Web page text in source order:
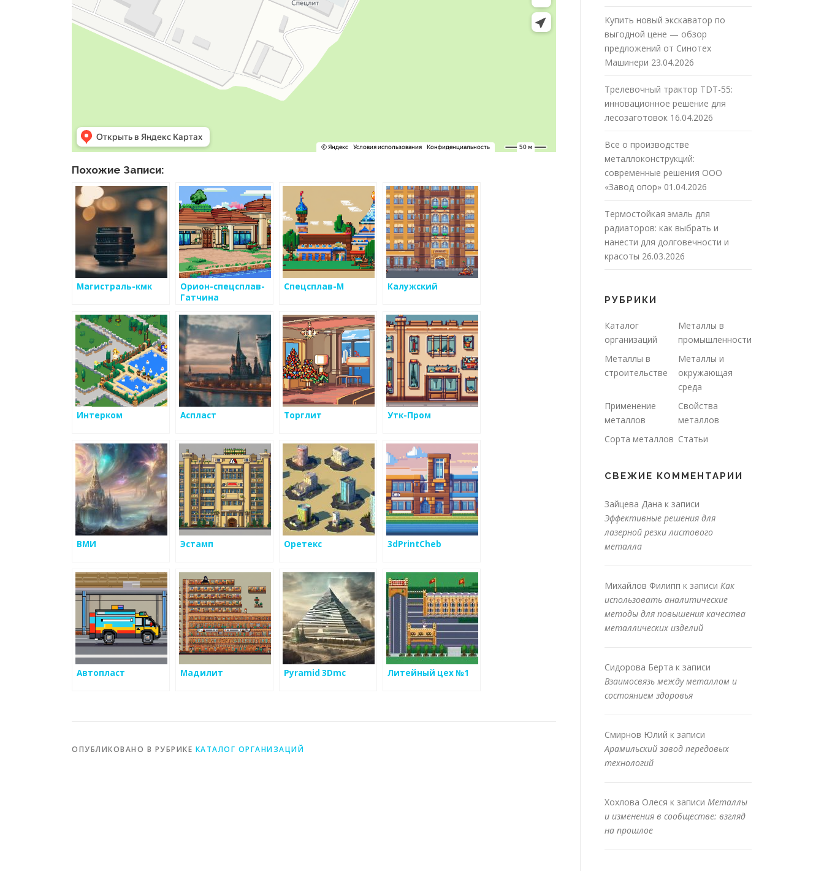
Похожие Записи:
Магистраль-кмк
Орион-спецсплав-
Гатчина
Спецсплав-М Калужский
Интерком Аспласт Торглит Утк-Пром
ВМИ Эстамп Оретекс 3dPrintCheb
Автопласт Мадилит Pyramid 3Dmc Литейный цех №1
ОПУБЛИКОВАНО В РУБРИКЕ КАТАЛОГ ОРГАНИЗАЦИЙ
Купить новый экскаватор по
выгодной цене — обзор
предложений от Синотех
Машинери 23.04.2026
Трелевочный трактор TDT-55:
инновационное решение для
лесозаготовок 16.04.2026
Все о производстве
металлоконструкций:
современные решения ООО
«Завод опор» 01.04.2026
Термостойкая эмаль для
радиаторов: как выбрать и
нанести для долговечности и
красоты 26.03.2026
РУБРИКИ
Каталог
организаций
Металлы в
промышленности
Металлы в
строительстве
Металлы и
окружающая
среда
Применение
металлов
Свойства
металлов
Сорта металлов Статьи
СВЕЖИЕ КОММЕНТАРИИ
Зайцева Дана к записи
Эффективные решения для
лазерной резки листового
металла
Михайлов Филипп к записи Как
использовать аналитические
методы для повышения качества
металлических изделий
Сидорова Берта к записи
Взаимосвязь между металлом и
состоянием здоровья
Смирнов Юлий к записи
Арамильский завод передовых
технологий
Хохлова Олеся к записи Металлы
и изменения в сообществе: взгляд
на прошлое